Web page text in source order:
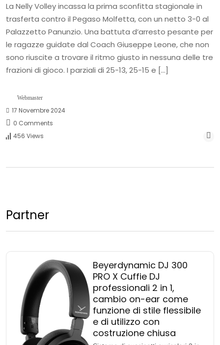
La Nelly Volley incassa la prima sconfitta stagionale in
trasferta contro il Pegaso Molfetta, con un netto 3-0 al
Palazzetto Panunzio. Una battuta d’arresto pesante per
le ragazze guidate dal Coach Giuseppe Leone, che non
sono riuscite a trovare il ritmo giusto in nessuna delle tre
frazioni di gioco. I parziali di 25-13, 25-15 e […]
Webmaster
17 Novembre 2024
0 Comments
456 Views
Partner
Beyerdynamic DJ 300
PRO X Cuffie DJ
professionali 2 in 1,
cambio on-ear come
funzione di stile flessibile
e di utilizzo con
costruzione chiusa